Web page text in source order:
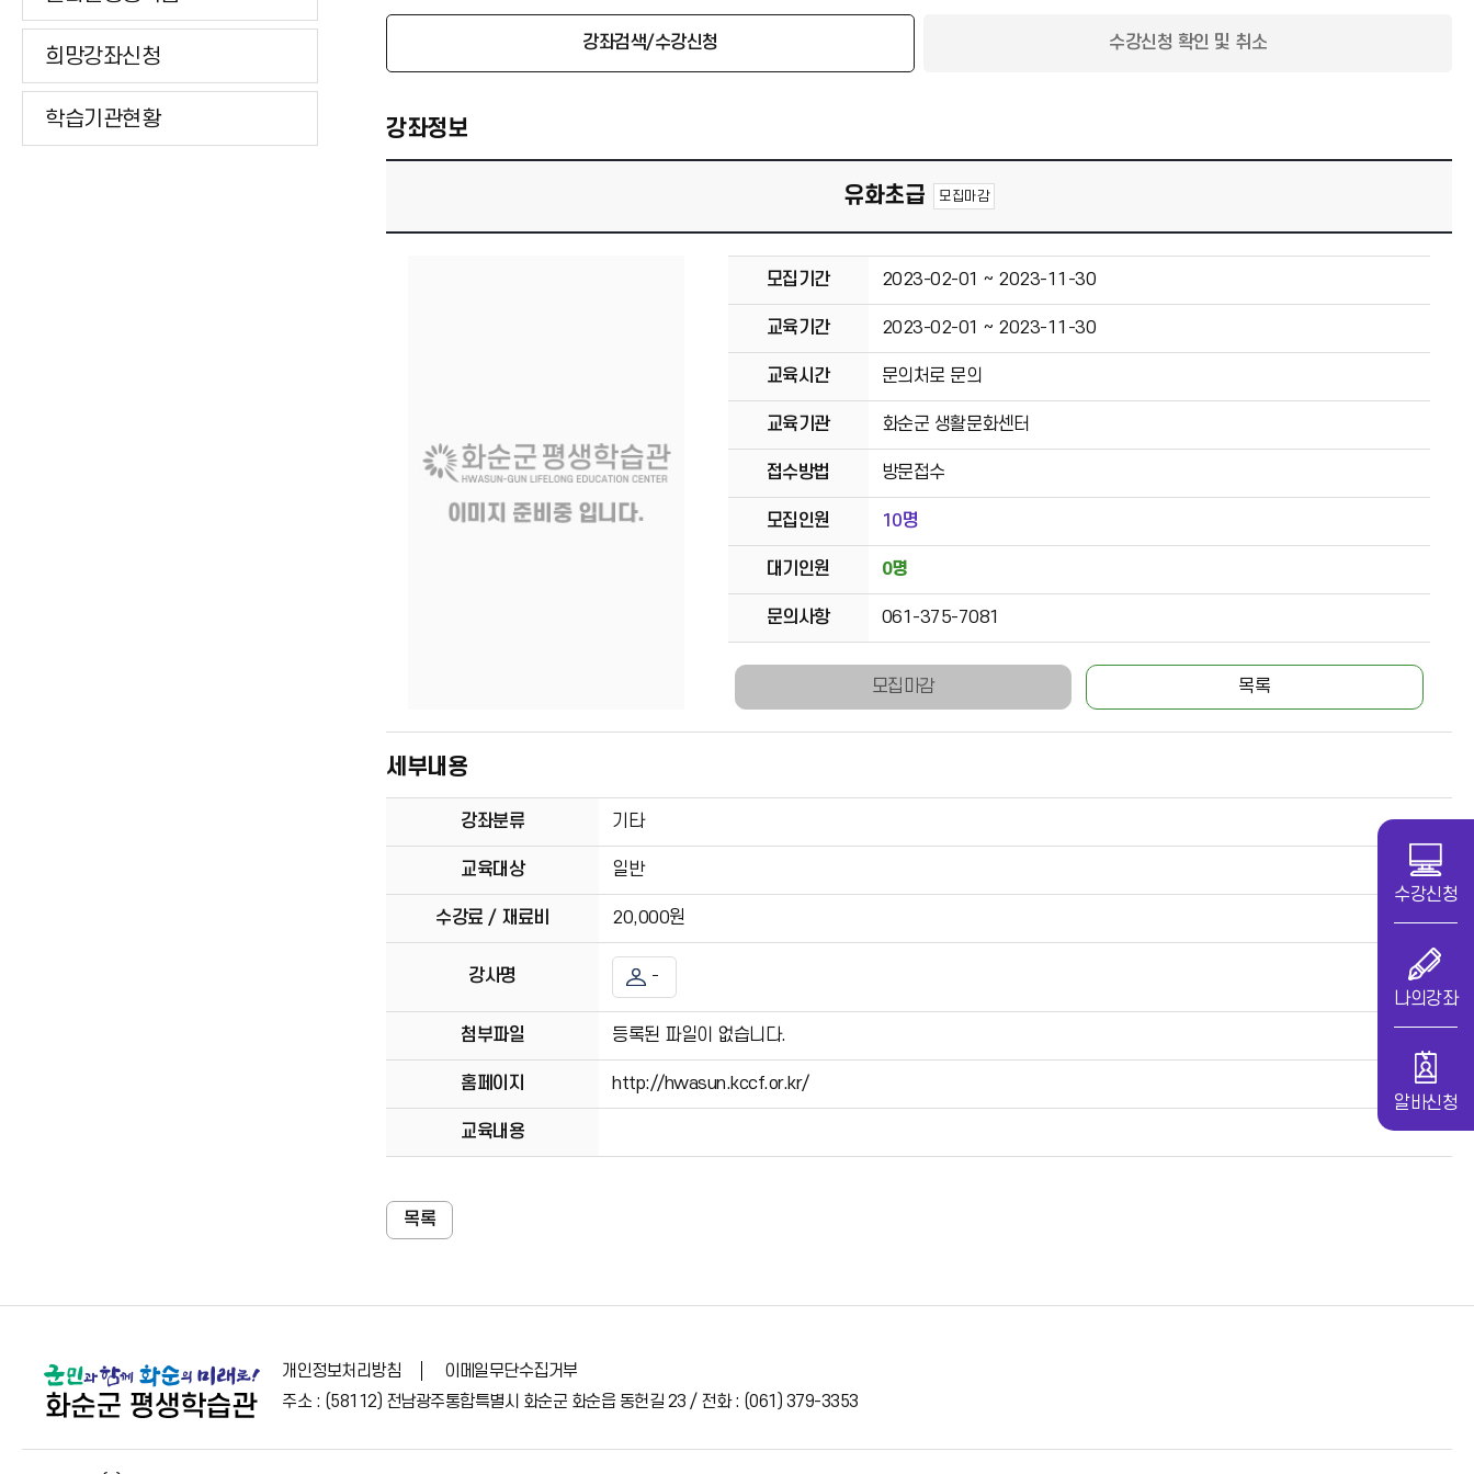
희망강좌신청
학습기관현황
강좌검색/수강신청 수강신청 확인 및 취소
강좌정보
유화초급 모집마감
모집기간 2023-02-01 ~ 2023-11-30
교육기간 2023-02-01 ~ 2023-11-30
교육시간 문의처로 문의
교육기관 화순군 생활문화센터
접수방법 방문접수
모집인원 10명
대기인원 0명
문의사항 061-375-7081
모집마감 목록
세부내용
강좌분류 기타
교육대상 일반
수강료 / 재료비 20,000원
강사명 -
첨부파일 등록된 파일이 없습니다.
홈페이지 http://hwasun.kccf.or.kr/
교육내용
목록
개인정보처리방침
이메일무단수집거부
주소 : (58112) 전남광주통합특별시 화순군 화순읍 동헌길 23 / 전화 : (061) 379-3353
수강신청
나의강좌
알바신청